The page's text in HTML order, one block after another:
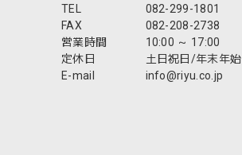
TEL
082-299-1801
FAX
082-208-2738
営業時間
10:00 ～ 17:00
定休日
土日祝日/年末年始
E-mail
info@riyu.co.jp